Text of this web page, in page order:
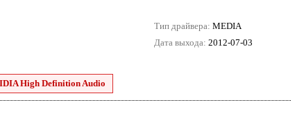
Тип драйвера: MEDIA
Дата выхода: 2012-07-03
High Definition Audio